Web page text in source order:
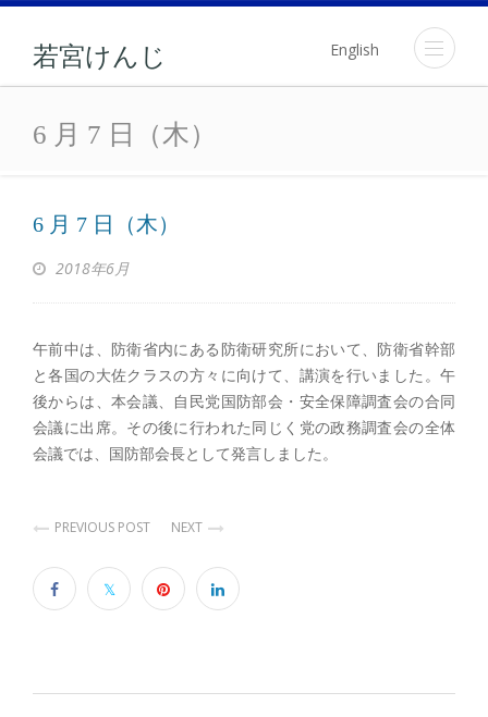
若宮けんじ English
6 月 7 日（木）
6 月 7 日（木）
6 月 7 日（木）
2018年6月
午前中は、防衛省内にある防衛研究所において、防衛省幹部
と各国の大佐クラスの方々に向けて、講演を行いました。午
後からは、本会議、自民党国防部会・安全保障調査会の合同
会議に出席。その後に行われた同じく党の政務調査会の全体
会議では、国防部会長として発言しました。
PREVIOUS POST NEXT